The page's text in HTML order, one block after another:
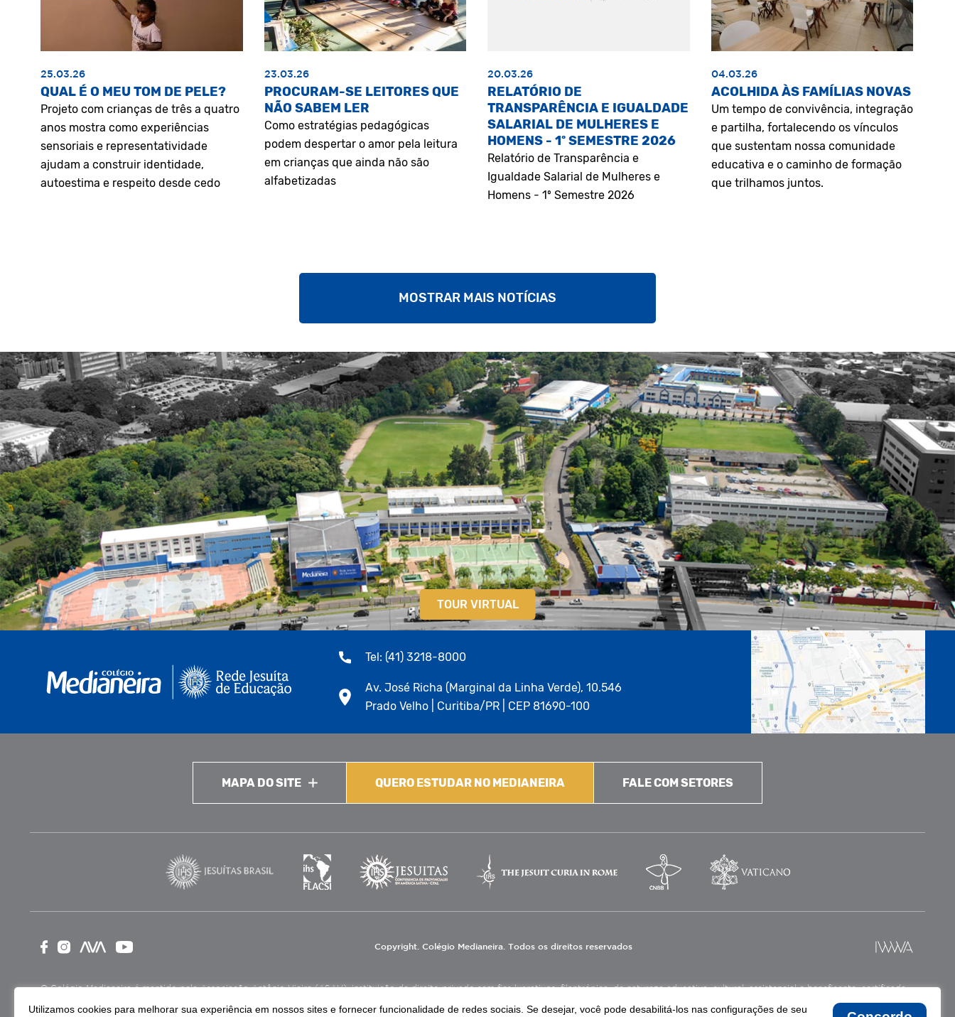
25.03.26
QUAL É O MEU TOM DE PELE?
Projeto com crianças de três a quatro
anos mostra como experiências
sensoriais e representatividade
ajudam a construir identidade,
autoestima e respeito desde cedo
23.03.26
PROCURAM-SE LEITORES QUE
NÃO SABEM LER
Como estratégias pedagógicas
podem despertar o amor pela leitura
em crianças que ainda não são
alfabetizadas
20.03.26
RELATÓRIO DE
TRANSPARÊNCIA E IGUALDADE
SALARIAL DE MULHERES E
HOMENS - 1º SEMESTRE 2026
Relatório de Transparência e
Igualdade Salarial de Mulheres e
Homens - 1º Semestre 2026
04.03.26
ACOLHIDA ÀS FAMÍLIAS NOVAS
Um tempo de convivência, integração
e partilha, fortalecendo os vínculos
que sustentam nossa comunidade
educativa e o caminho de formação
que trilhamos juntos.
MOSTRAR MAIS NOTÍCIAS
TOUR VIRTUAL
Tel: (41) 3218-8000
Av. José Richa (Marginal da Linha Verde), 10.546
Prado Velho | Curitiba/PR | CEP 81690-100
MAPA DO SITE QUERO ESTUDAR NO MEDIANEIRA FALE COM SETORES
Copyright. Colégio Medianeira. Todos os direitos reservados
O Colégio Medianeira é mantido pela Associação Antônio Vieira (ASAV), instituição de direito privado sem fins lucrativos, filantrópica, de natureza educativa, cultural, assistencial e beneficente, certificada
Utilizamos cookies para melhorar sua experiência em nossos sites e fornecer funcionalidade de redes sociais. Se desejar, você pode desabilitá-los nas configurações de seu